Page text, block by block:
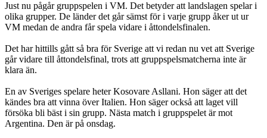
Just nu pågår gruppspelen i VM. Det betyder att landslagen spelar i
olika grupper. De länder det går sämst för i varje grupp åker ut ur
VM medan de andra får spela vidare i åttondelsfinalen.
Det har hittills gått så bra för Sverige att vi redan nu vet att Sverige
går vidare till åttondelsfinal, trots att gruppspelsmatcherna inte är
klara än.
En av Sveriges spelare heter Kosovare Asllani. Hon säger att det
kändes bra att vinna över Italien. Hon säger också att laget vill
försöka bli bäst i sin grupp. Nästa match i gruppspelet är mot
Argentina. Den är på onsdag.